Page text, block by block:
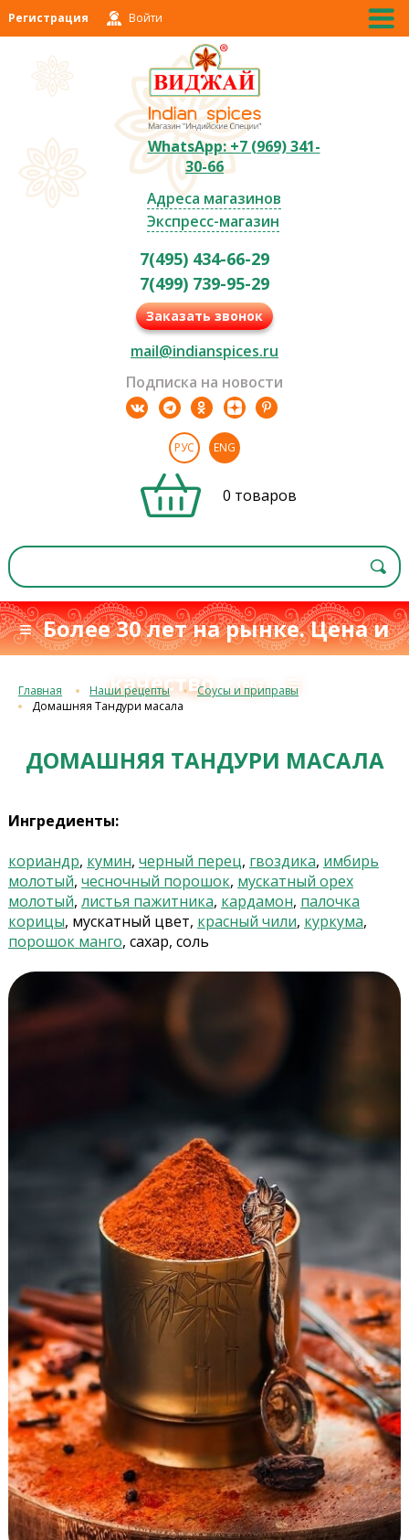
Регистрация Войти
WhatsApp: +7 (969) 341-
30-66
Адреса магазинов
Экспресс-магазин
7(495) 434-66-29
7(499) 739-95-29
Заказать звонок
mail@indianspices.ru
Подписка на новости
РУС ENG
0 товаров
≡ Более 30 лет на рынке. Цена и
качество с 1993 г.≡
Главная Наши рецепты
Соусы и приправы
Домашняя Тандури масала
ДОМАШНЯЯ ТАНДУРИ МАСАЛА
Ингредиенты:
кориандр, кумин, черный перец, гвоздика, имбирь
молотый, чесночный порошок, мускатный орех
молотый, листья пажитника, кардамон, палочка
корицы, мускатный цвет, красный чили, куркума,
порошок манго, сахар, соль